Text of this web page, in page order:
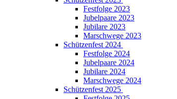
Festfolge 2023
Jubelpaare 2023
Jubilare 2023
Marschwege 2023
Schützenfest 2024
Festfolge 2024
Jubelpaare 2024
Jubilare 2024
Marschwege 2024
Schützenfest 2025